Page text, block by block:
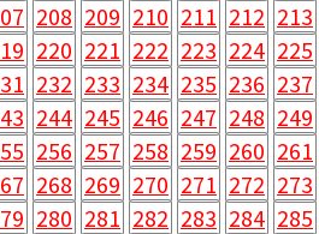
208 209 210 211 212 213
220 221 222 223 224 225
232 233 234 235 236 237
244 245 246 247 248 249
256 257 258 259 260 261
268 269 270 271 272 273
280 281 282 283 284 285